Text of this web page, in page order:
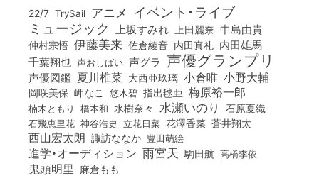
22/7 TrySail アニメ イベント・ライブ
ミュージック 上坂すみれ 上田麗奈 中島由貴
仲村宗悟 伊藤美来 佐倉綾音 内田真礼 内田雄馬
千葉翔也 声おしばい 声グラ 声優グランプリ
声優図鑑 夏川椎菜 大西亜玖璃 小倉唯 小野大輔
岡咲美保 岬なこ 悠木碧 指出毬亜 梅原裕一郎
楠木ともり 橋本和 水樹奈々 水瀬いのり 石原夏織
石飛恵里花 神谷浩史 立花日菜 花澤香菜 蒼井翔太
西山宏太朗 諏訪ななか 豊田萌絵
進学・オーディション 雨宮天 駒田航 高橋李依
鬼頭明里 麻倉もも